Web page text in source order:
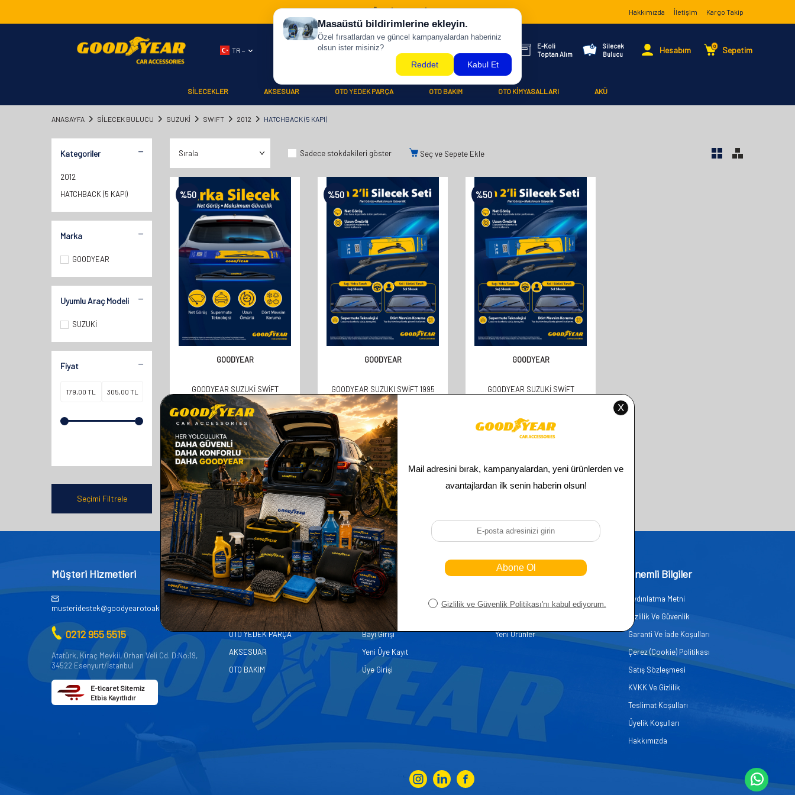
500 TL ÜZERİ KARGO BİZDEN ! Hakkımızda İletişim Kargo Takip
TR −
E-Koli
Toptan Alım
Silecek
Bulucu
Hesabım 0 Sepetim
SİLECEKLER AKSESUAR OTO YEDEK PARÇA OTO BAKIM OTO KİMYASALLARI AKÜ
ANASAYFA SILECEK BULUCU SUZUKİ SWIFT 2012 HATCHBACK (5 KAPI)
Kategoriler
2012
HATCHBACK (5 KAPI)
Marka
GOODYEAR
Uyumlu Araç Modeli
SUZUKİ
Fiyat
Seçimi Filtrele
Sadece stokdakileri göster Seç ve Sepete Ekle
%50
GOODYEAR
GOODYEAR SUZUKI SWIFT
HATCHBACK 2010-2017 ARASI
UYUMLU ARKA SILECEK (350MM)
358,00TL
179,00TL
%50
GOODYEAR
GOODYEAR SUZUKI SWIFT 1995
VE SONRASI YILLAR UYUMLU
SUPERMUTE 2'LI SILECEK TAKIMI
530MM 450MM
610,00TL
305,00TL
%50
GOODYEAR
GOODYEAR SUZUKI SWIFT
KAPI) (530MM+450MM)
610,00TL
305,00TL
ürün bulunmaktadır.
Müşteri Hizmetleri
musteridestek@goodyearotoaksesuar.com.tr
0212 955 5515
Atatürk, Kıraç Mevkii, Orhan Veli Cd. D:No:19,
34522 Esenyurt/İstanbul
E-ticaret Sitemiz
Etbis Kayıtlıdır
Kategoriler
AKÜ
OTO KİMYASALLARI
OTO YEDEK PARÇA
AKSESUAR
OTO BAKIM
Üye
Sepetim
Bayi Kayıt
Bayi Girişi
Yeni Üye Kayıt
Üye Girişi
Hızlı Erişim
Yeni Ürünler
Önemli Bilgiler
Aydınlatma Metni
Gizlilik Ve Güvenlik
Garanti Ve İade Koşulları
Çerez (Cookie) Politikası
Satış Sözleşmesi
KVKK Ve Gizlilik
Teslimat Koşulları
Üyelik Koşulları
Hakkımızda